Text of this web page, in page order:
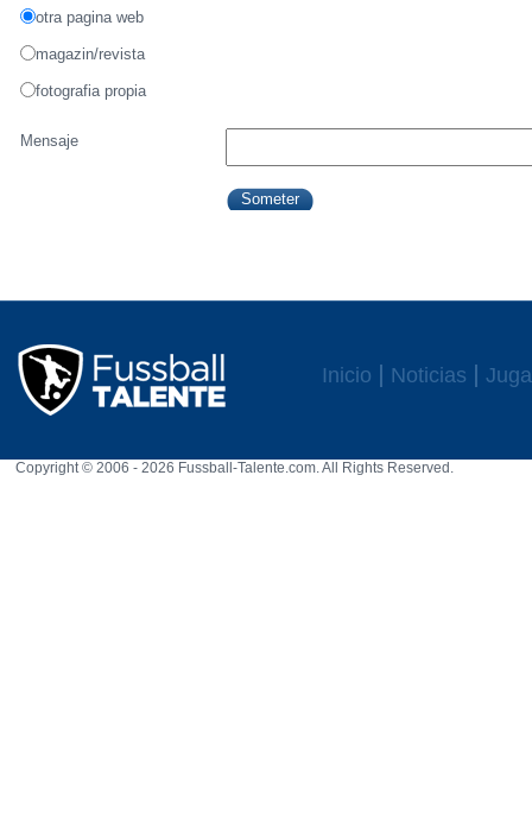
otra pagina web
magazin/revista
fotografia propia
Mensaje
Inicio Noticias
Copyright © 2006 - 2026 Fussball-Talente.com. All Rights Reserved.